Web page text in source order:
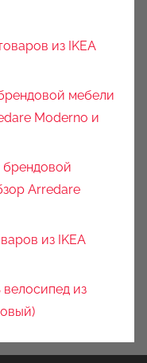
из IKEA
мебели
Moderno и
брендовой
Arredare
из IKEA
велосипед из